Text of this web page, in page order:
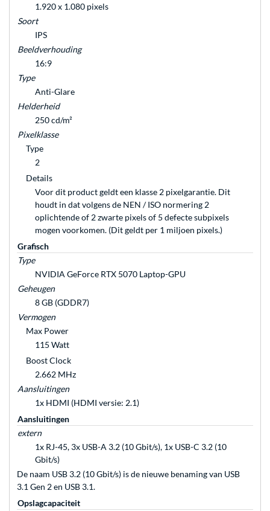
1.920 x 1.080 pixels
Soort
IPS
Beeldverhouding
16:9
Type
Anti-Glare
Helderheid
250 cd/m²
Pixelklasse
Type
2
Details
Voor dit product geldt een klasse 2 pixelgarantie. Dit
houdt in dat volgens de NEN / ISO normering 2
oplichtende of 2 zwarte pixels of 5 defecte subpixels
mogen voorkomen. (Dit geldt per 1 miljoen pixels.)
Grafisch
Type
NVIDIA GeForce RTX 5070 Laptop-GPU
Geheugen
8 GB (GDDR7)
Vermogen
Max Power
115 Watt
Boost Clock
2.662 MHz
Aansluitingen
1x HDMI (HDMI versie: 2.1)
Aansluitingen
extern
1x RJ-45, 3x USB-A 3.2 (10 Gbit/s), 1x USB-C 3.2 (10
Gbit/s)
De naam USB 3.2 (10 Gbit/s) is de nieuwe benaming van USB
3.1 Gen 2 en USB 3.1.
Opslagcapaciteit